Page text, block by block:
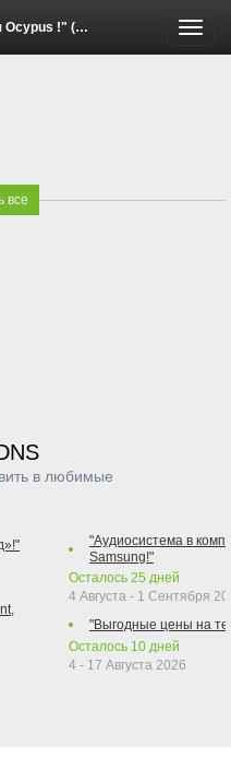
20 Июля 2026)
все
в любимые
"Аудиосистема в
Samsung!"
Осталось 25 дней
4 Августа - 1 Сентября
"Выгодные цены на
Осталось 10 дней
4 - 17 Августа 2026